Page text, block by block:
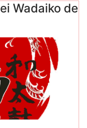
Wadaiko de